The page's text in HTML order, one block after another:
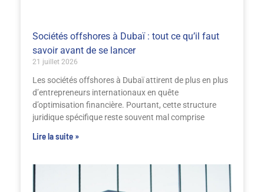
Sociétés offshores à Dubaï : tout ce qu’il faut
savoir avant de se lancer
21 juillet 2026
Les sociétés offshores à Dubaï attirent de plus en plus
d’entrepreneurs internationaux en quête
d’optimisation financière. Pourtant, cette structure
juridique spécifique reste souvent mal comprise
Lire la suite »